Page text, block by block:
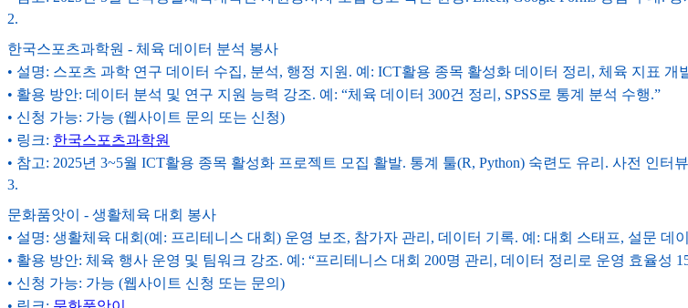
2.
한국스포츠과학원 - 체육 데이터 분석 봉사
• 설명: 스포츠 과학 연구 데이터 수집, 분석, 행정 지원. 예: ICT활용 종목 활성화 데이터 정리, 체육 지표 개
• 활용 방안: 데이터 분석 및 연구 지원 능력 강조. 예: “체육 데이터 300건 정리, SPSS로 통계 분석 수행.”
• 신청 가능: 가능 (웹사이트 문의 또는 신청)
• 링크: 한국스포츠과학원
• 참고: 2025년 3~5월 ICT활용 종목 활성화 프로젝트 모집 활발. 통계 툴(R, Python) 숙련도 유리. 사전 인터
3.
문화품앗이 - 생활체육 대회 봉사
• 설명: 생활체육 대회(예: 프리테니스 대회) 운영 보조, 참가자 관리, 데이터 기록. 예: 대회 스태프, 설문 데
• 활용 방안: 체육 행사 운영 및 팀워크 강조. 예: “프리테니스 대회 200명 관리, 데이터 정리로 운영 효율성
• 신청 가능: 가능 (웹사이트 신청 또는 문의)